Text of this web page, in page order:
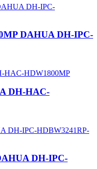
DAHUA DH-IPC-
DH-HAC-
DH-IPC-